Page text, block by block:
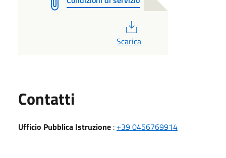
Scarica
Contatti
Ufficio Pubblica Istruzione : +39 0456769914